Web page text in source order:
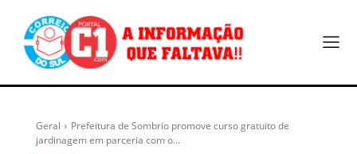
Geral
Prefeitura de Sombrio promove curso gratuito de
jardinagem em parceria com o...